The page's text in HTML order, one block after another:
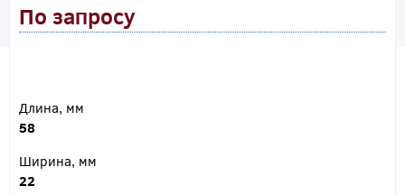
По запросу
Длина, мм
58
Ширина, мм
22